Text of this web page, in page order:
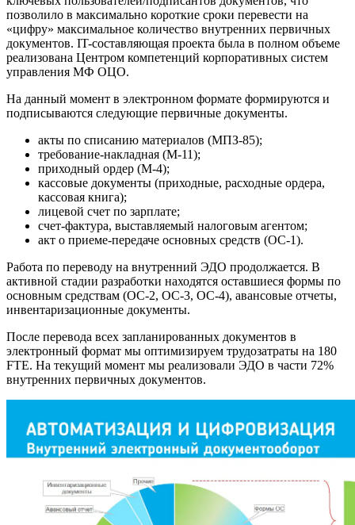
позволило в максимально короткие сроки перевести на
«цифру» максимальное количество внутренних первичных
документов. IT-составляющая проекта была в полном объеме
реализована Центром компетенций корпоративных систем
управления МФ ОЦО.
На данный момент в электронном формате формируются и
подписываются следующие первичные документы.
акты по списанию материалов (МПЗ-85);
требование-накладная (М-11);
приходный ордер (М-4);
кассовые документы (приходные, расходные ордера,
кассовая книга);
лицевой счет по зарплате;
счет-фактура, выставляемый налоговым агентом;
акт о приеме-передаче основных средств (ОС-1).
Работа по переводу на внутренний ЭДО продолжается. В
активной стадии разработки находятся оставшиеся формы по
основным средствам (ОС-2, ОС-3, ОС-4), авансовые отчеты,
инвентаризационные документы.
После перевода всех запланированных документов в
электронный формат мы оптимизируем трудозатраты на 180
FТЕ. На текущий момент мы реализовали ЭДО в части 72%
внутренних первичных документов.